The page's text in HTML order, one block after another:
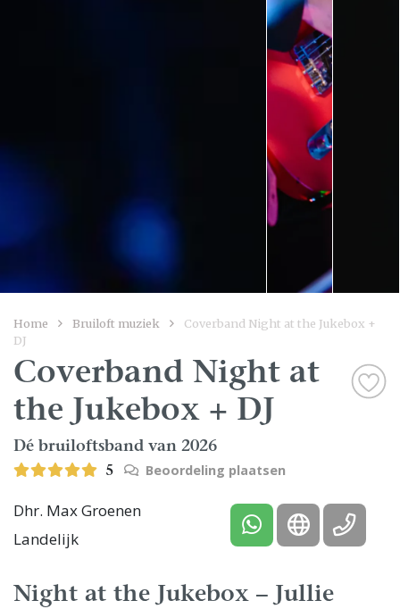
Home Bruiloft muziek
Coverband Night at the Jukebox +
DJ
Coverband Night at
the Jukebox + DJ
Dé bruiloftsband van 2026
5 Beoordeling plaatsen
Dhr. Max Groenen
Landelijk
Night at the Jukebox – Jullie